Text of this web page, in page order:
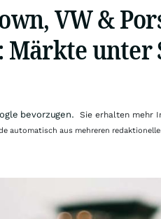
VW &
Märkte unter
bevorzugen. Sie erhalten mehr
automatisch aus mehreren